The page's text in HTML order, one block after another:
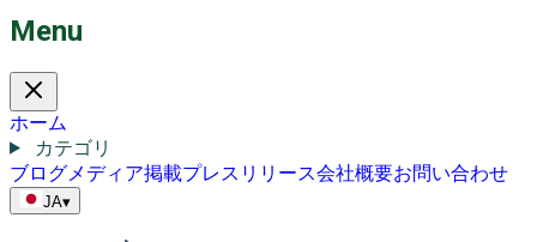
Menu
ホーム
カテゴリ
ブログメディア掲載プレスリリース会社概要お問い合わせ
JA▾